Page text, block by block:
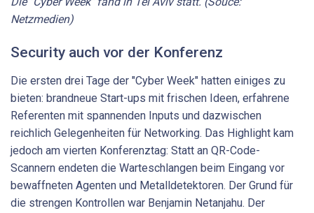
Netzmedien)
Security auch vor der Konferenz
Die ersten drei Tage der "Cyber Week" hatten einiges zu
bieten: brandneue Start-ups mit frischen Ideen, erfahrene
Referenten mit spannenden Inputs und dazwischen
reichlich Gelegenheiten für Networking. Das Highlight kam
jedoch am vierten Konferenztag: Statt an QR-Code-
Scannern endeten die Warteschlangen beim Eingang vor
bewaffneten Agenten und Metalldetektoren. Der Grund für
die strengen Kontrollen war Benjamin Netanjahu. Der